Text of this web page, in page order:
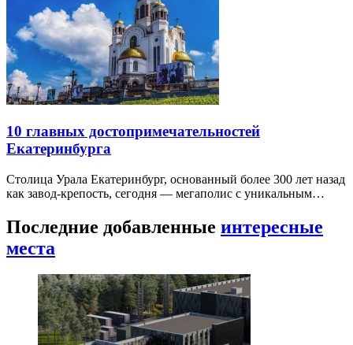
10 главных достопримечательностей
Екатеринбурга
Столица Урала Екатеринбург, основанный более 300 лет назад
как завод-крепость, сегодня — мегаполис с уникальным…
Последние добавленные интересные
места